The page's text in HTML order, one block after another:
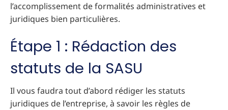
l’accomplissement de formalités administratives et
juridiques bien particulières.
Étape 1 : Rédaction des
statuts de la SASU
Il vous faudra tout d’abord rédiger les statuts
juridiques de l’entreprise, à savoir les règles de